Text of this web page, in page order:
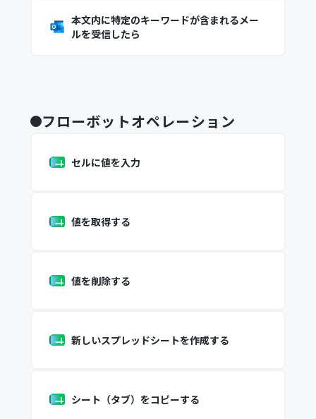
本文内に特定のキーワードが含まれるメー
ルを受信したら
フローボットオペレーション
セルに値を入力
値を取得する
値を削除する
新しいスプレッドシートを作成する
シート（タブ）をコピーする